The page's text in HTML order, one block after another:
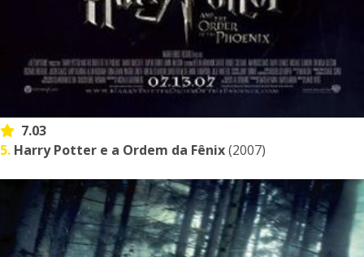
7.03
5. Harry Potter e a Ordem da Fênix(2007)